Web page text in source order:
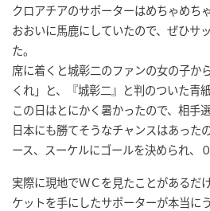
クロアチアのサポーターはめちゃめち
おおいに馬鹿にしていたので、ぜひサ
た。
席に着くと城彰二のファンの女の子か
くれ」と、『城彰二』と判のついた青
この日はとにかく暑かったので、相手
日本にも勝てそうなチャンスはあっ
ース、スーケルにゴールを決められ、
実際に現地でＷＣを見たことがあるだ
ケットを手にしたサポーターが本当に